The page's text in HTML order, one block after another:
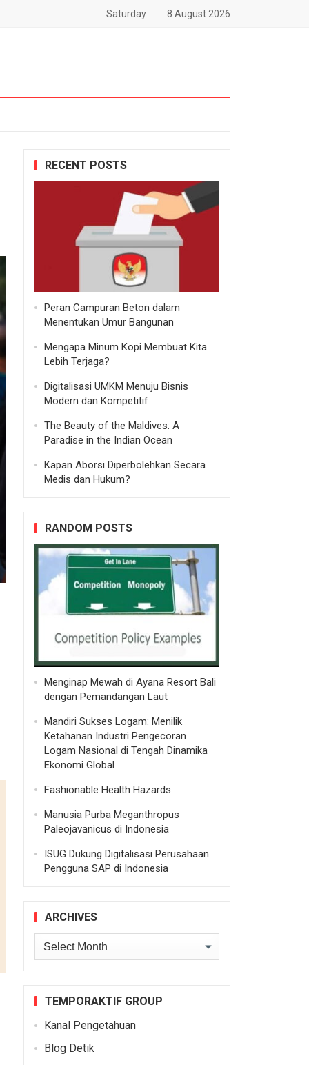
Saturday 8 August 2026
RECENT POSTS
Peran Campuran Beton dalam
Menentukan Umur Bangunan
Mengapa Minum Kopi Membuat Kita
Lebih Terjaga?
Digitalisasi UMKM Menuju Bisnis
Modern dan Kompetitif
The Beauty of the Maldives: A
Paradise in the Indian Ocean
Kapan Aborsi Diperbolehkan Secara
Medis dan Hukum?
RANDOM POSTS
Menginap Mewah di Ayana Resort Bali
dengan Pemandangan Laut
Mandiri Sukses Logam: Menilik
Ketahanan Industri Pengecoran
Logam Nasional di Tengah Dinamika
Ekonomi Global
Fashionable Health Hazards
Manusia Purba Meganthropus
Paleojavanicus di Indonesia
ISUG Dukung Digitalisasi Perusahaan
Pengguna SAP di Indonesia
ARCHIVES
Archives
TEMPORAKTIF GROUP
Kanal Pengetahuan
Blog Detik